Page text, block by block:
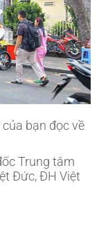
bạn đọc về
Trung tâm
Đức, ĐH Việt